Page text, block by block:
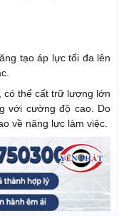
tạo áp lực tối đa lên
có thể cất trữ lượng lớn
với cường độ cao. Do
về năng lực làm việc.